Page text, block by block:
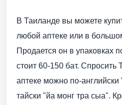
В Таиланде вы можете
любой аптеке или в
Продается он в упаковках
стоит 60-150 бат. Спросить
аптеке можно по-
тайски "йа монг тра сыа".